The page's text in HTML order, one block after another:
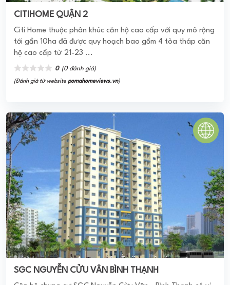
pomahomeviews.vn
SGC NGUYỄN CỬU VÂN BÌNH THẠNH
Căn hộ chung cư SGC Nguyễn Cửu Vân - Bình Thạnh có vị
trí tọa lạc nằm ngay KĐT văn minh, hiện đại, hình thành
cộng đồng cư dân đoàn kết. ...
0 (0 đánh giá)
(Đánh giá từ website pomahomeviews.vn